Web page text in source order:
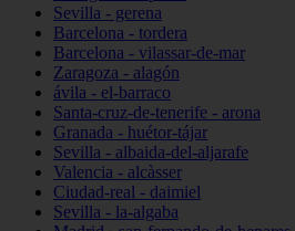
Sevilla - gerena
Barcelona - tordera
Barcelona - vilassar-de-mar
Zaragoza - alagón
ávila - el-barraco
Santa-cruz-de-tenerife - arona
Granada - huétor-tájar
Sevilla - albaida-del-aljarafe
Valencia - alcàsser
Ciudad-real - daimiel
Sevilla - la-algaba